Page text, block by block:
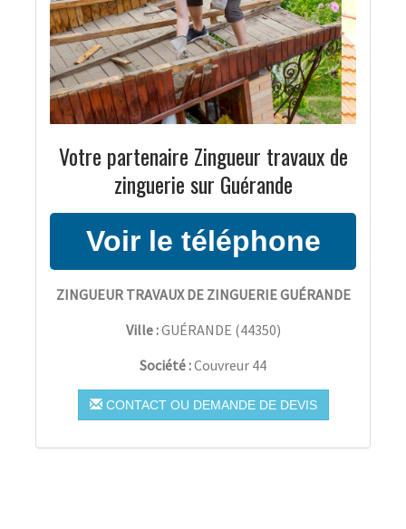
Votre partenaire Zingueur travaux de
zinguerie sur Guérande
ZINGUEUR TRAVAUX DE ZINGUERIE GUÉRANDE
Ville :GUÉRANDE (44350)
Société :Couvreur 44
CONTACT OU DEMANDE DE DEVIS